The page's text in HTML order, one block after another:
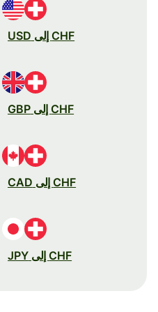
CHF إلى USD
CHF إلى GBP
CHF إلى CAD
CHF إلى JPY